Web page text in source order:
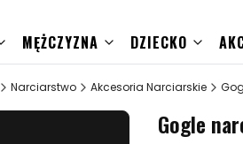
MĘŻCZYZNA DZIECKO
Narciarstwo Akcesoria Narciarskie
Gogle